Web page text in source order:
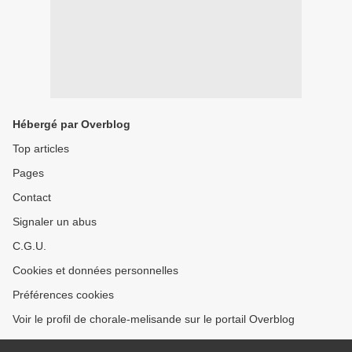
Hébergé par Overblog
Top articles
Pages
Contact
Signaler un abus
C.G.U.
Cookies et données personnelles
Préférences cookies
Voir le profil de chorale-melisande sur le portail Overblog